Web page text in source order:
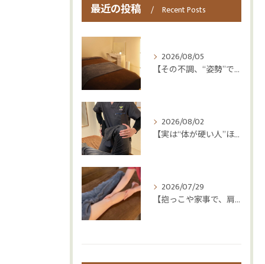
最近の投稿 Recent Posts
2026/08/05
【その不調、“姿勢”ではなく“呼吸”かもしれません😮‍💨】
2026/08/02
【実は“体が硬い人”ほど疲れやすい😳】
2026/07/29
【抱っこや家事で、肩・腰つらくなっていませんか？👶💦】